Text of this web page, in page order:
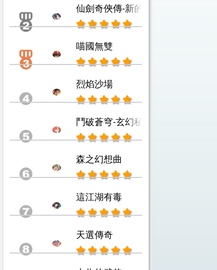
仙劍奇俠傳-新的開始
喵國無雙
烈焰沙場
鬥破蒼穹-玄幻秘藏
森之幻想曲
這江湖有毒
天選傳奇